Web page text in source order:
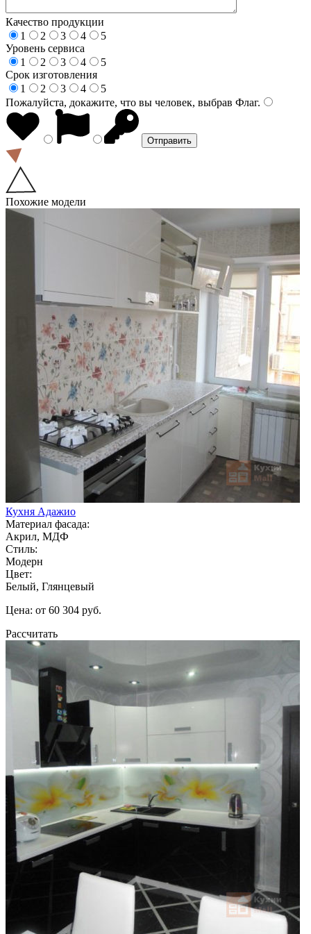
Качество продукции
1
2 3 4
5
Уровень сервиса
1
2 3 4
5
Срок изготовления
1
2 3 4
5
Пожалуйста, докажите, что вы человек, выбрав Флаг.
Похожие модели
Кухня Адажио
Материал фасада:
Акрил, МДФ
Стиль:
Модерн
Цвет:
Белый, Глянцевый
Цена: от 60 304 руб.
Рассчитать